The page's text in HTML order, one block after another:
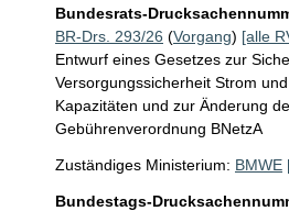
Bundesrats-
BR-Drs. 293/26 (Vorgang) [alle
Entwurf eines Gesetzes zur
Versorgungssicherheit Strom
Kapazitäten und zur Änderung
Gebührenverordnung BNetzA
Zuständiges Ministerium: BMWE
Bundestags-